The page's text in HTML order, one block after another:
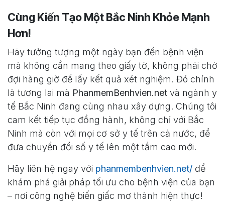
Cùng Kiến Tạo Một Bắc Ninh Khỏe Mạnh
Hơn!
Hãy tưởng tượng một ngày bạn đến bệnh viện
mà không cần mang theo giấy tờ, không phải chờ
đợi hàng giờ để lấy kết quả xét nghiệm. Đó chính
là tương lai mà PhanmemBenhvien.net và ngành y
tế Bắc Ninh đang cùng nhau xây dựng. Chúng tôi
cam kết tiếp tục đồng hành, không chỉ với Bắc
Ninh mà còn với mọi cơ sở y tế trên cả nước, để
đưa chuyển đổi số y tế lên một tầm cao mới.
Hãy liên hệ ngay với phanmembenhvien.net/ để
khám phá giải pháp tối ưu cho bệnh viện của bạn
– nơi công nghệ biến giấc mơ thành hiện thực!